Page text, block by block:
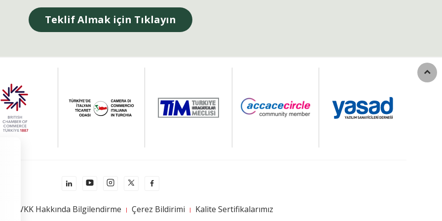
Teklif Almak için Tıklayın
KVKK Hakkında Bilgilendirme Çerez Bildirimi Kalite Sertifikalarımız